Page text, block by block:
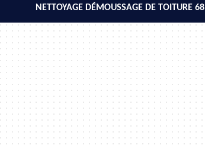
NETTOYAGE DÉMOUSSAGE DE TOITURE 68